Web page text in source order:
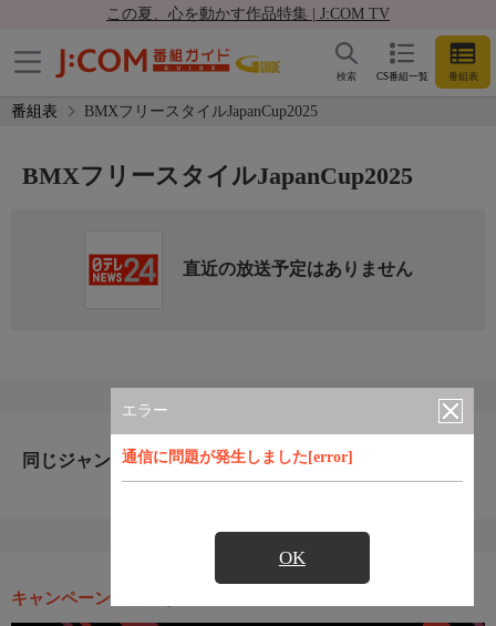
この夏、心を動かす作品特集 | J:COM TV
CS番組一覧 番組表
検索
番組表 BMXフリースタイルJapanCup2025
エラー
通信に問題が発生しました[error]
OK
BMXフリースタイルJapanCup2025
直近の放送予定はありません
同じジャンルのおすすめ番組
キャンペーン・お得な情報